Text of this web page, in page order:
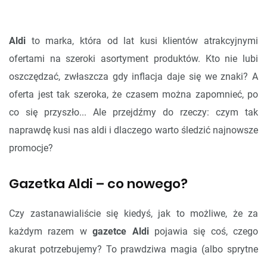
Aldi to marka, która od lat kusi klientów atrakcyjnymi
ofertami na szeroki asortyment produktów. Kto nie lubi
oszczędzać, zwłaszcza gdy inflacja daje się we znaki? A
oferta jest tak szeroka, że czasem można zapomnieć, po
co się przyszło... Ale przejdźmy do rzeczy: czym tak
naprawdę kusi nas aldi i dlaczego warto śledzić najnowsze
promocje?
Gazetka Aldi – co nowego?
Czy zastanawialiście się kiedyś, jak to możliwe, że za
każdym razem wgazetce Aldipojawia się coś, czego
akurat potrzebujemy? To prawdziwa magia (albo sprytne